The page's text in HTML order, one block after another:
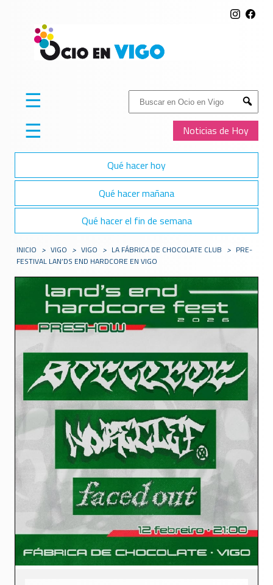
Buscar:
Submit
Noticias de Hoy
☰
☰
Qué hacer hoy
Qué hacer mañana
Qué hacer el fin de semana
INICIO > VIGO > VIGO > LA FÁBRICA DE CHOCOLATE CLUB > PRE-
FESTIVAL LAN’DS END HARDCORE EN VIGO